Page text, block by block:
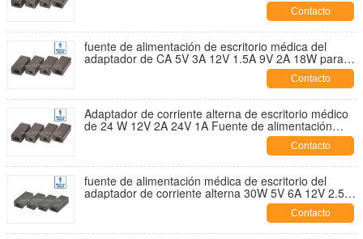
Contacto
fuente de alimentación de escritorio médica del
adaptador de CA 5V 3A 12V 1.5A 9V 2A 18W para el
Contacto
Adaptador de corriente alterna de escritorio médico
de 24 W 12V 2A 24V 1A Fuente de alimentación
para equipos de monitoreo de pacientesContacto
fuente de alimentación médica de escritorio del
adaptador de corriente alterna 30W 5V 6A 12V 2.5A
Contacto